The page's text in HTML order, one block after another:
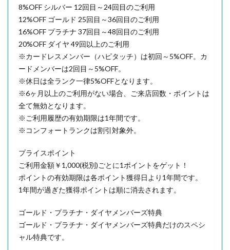
8%OFF シルバー 12回目～24回目のご利用
12%OFF ゴールド 25回目～36回目のご利用
16%OFF プラチナ 37回目～48回目のご利用
20%OFF ダイヤ 49回以上のご利用
※カードレスメンバー（ハピタッチ）は初回～5%OFF。カ
ードメンバーは2回目～5%OFF。
※休日は全ランク一律5%OFFとなります。
※6ヶ月以上のご利用がない場合、ご来店回数・ポイントは
全て無効となります。
※ご利用履歴の有効期限は1年間です。
※コンフォートランクは割引対象外。
プライスポイント
ご利用金額￥1,000(税別)ごとに1ポイントをゲット！
ポイントの有効期限は各ポイント獲得日より1年間です。
1年間が過ぎた獲得ポイントは順に消去されます。
ゴールド・プラチナ・ダイヤメンバーズ特典
ゴールド・プラチナ・ダイヤメンバーズ特典だけのスペシ
ャル特典です。